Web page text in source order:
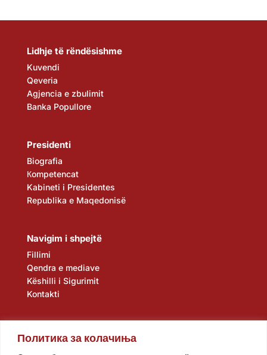
Политика за колачиња
Lidhje të rëndësishme
Kuvendi
Qeveria
Agjencia e zbulimit
Banka Popullore
Presidenti
Biografia
Кompetencat
Kabineti i Presidentes
Republika e Maqedonisë
Navigim i shpejtë
Fillimi
Qendra e mediave
Këshilli i Sigurimit
Kontakti